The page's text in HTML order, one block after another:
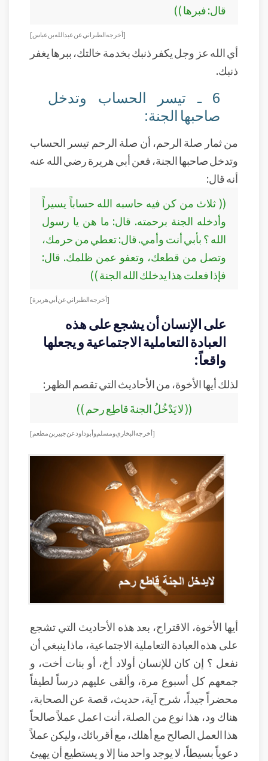
قال: فبرها ))
[أخرجه الطبراني عن عبد الله بن عباس ]
أي الله عز وجل يكفر ذنبك بخدمة خالتك، ببرها يغفر
ذنبك.
6 ـ تيسر الحساب وتدخل
صاحبها الجنة:
من ثمار صلة الرحم، أن صلة الرحم تيسر الحساب
وتدخل صاحبها الجنة، فعن أبي هريرة رضي الله عنه
أنه قال:
(( ثلاث من كن فيه حاسبه الله حساباً يسيراً
وأدخله الجنة برحمته. قال: ما هن يا رسول
الله ؟ بأبي أنت وأمي. قال: تعطي من حرمك،
وتصل من قطعك، وتعفو عمن ظلمك. قال:
فإذا فعلت هذا يدخلك الله الجنة ))
[أخرجه الطبراني عن أبي هريرة ]
على الإنسان أن يشجع على هذه
العبادة التعاملية الاجتماعية و يجعلها
واقعاً:
لذلك أيها الأخوة، من الأحاديث التي تقصم الظهر:
(( لا يَدْخُلُ الجنةَ قاطِع رحم ))
[أخرجه البخاري ومسلم وأبو داود عن جبير بن مطعم ]
أيها الأخوة، الاقتراح، بعد هذه الأحاديث التي تشجع
على هذه العبادة التعاملية الاجتماعية، ماذا ينبغي أن
نفعل ؟ إن كان للإنسان أولاد أخ، أو بنات أخت، و
جمعهم كل أسبوع مرة، وألقى عليهم درساً لطيفاً
محضراً جيداً، شرح آية، حديث، قصة عن الصحابة،
هناك ود، هذا نوع من الصلة، أنت اعمل عملاً صالحاً
هذا العمل الصالح مع أهلك، مع أقربائك، وليكن عملاً
دعوياً بسيطاً، لا يوجد واحد منا إلا و يستطيع أن يهيئ